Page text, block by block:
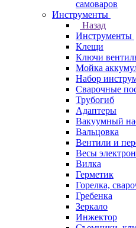
самоваров
Инструменты
Назад
Инструменты
Клещи
Ключи
Мойка
Набор
Сварочные
Трубогиб
Aдаптеры
Вакуумный
Вальцовка
Вентили и
Весы
Вилка
Герметик
Горелка,
Гребенка
Зеркало
Инжектор